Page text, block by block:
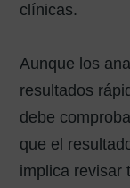
clínicas.
Aunque los
resultados
debe
que el
implica revisar